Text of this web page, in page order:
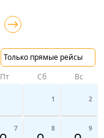
Только прямые рейсы
Пт Сб Вс
1 2
7 8 9